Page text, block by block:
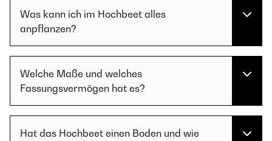
Was kann ich im Hochbeet alles
anpflanzen?
Welche Maße und welches
Fassungsvermögen hat es?
Hat das Hochbeet einen Boden und wie